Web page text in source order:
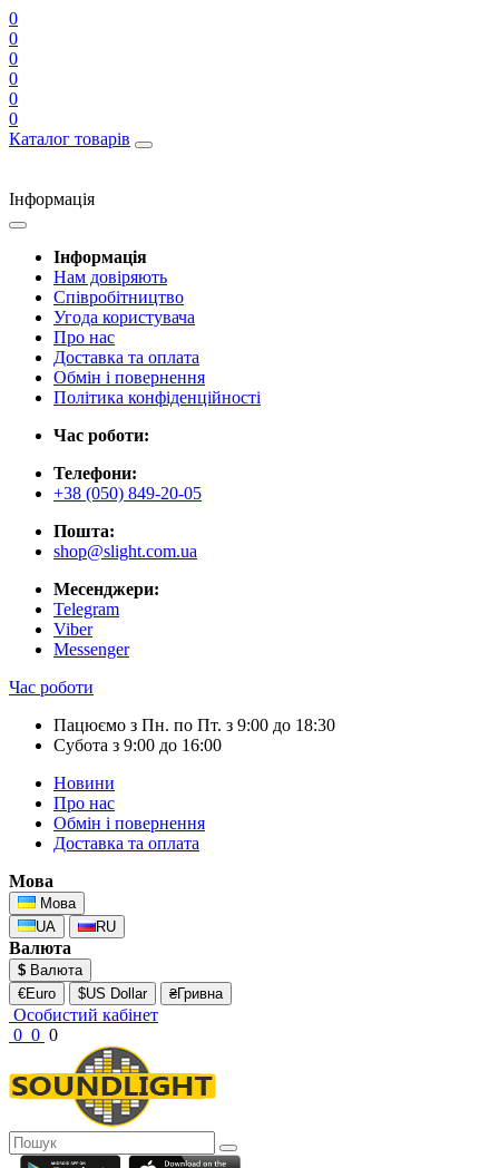
0
0
0
0
0
0
Каталог товарів
Інформація
Інформація
Нам довіряють
Співробітництво
Угода користувача
Про нас
Доставка та оплата
Обмін і повернення
Політика конфіденційності
Час роботи:
Телефони:
+38 (050) 849-20-05
Пошта:
shop@slight.com.ua
Месенджери:
Telegram
Viber
Messenger
Час роботи
Пацюємо з Пн. по Пт. з 9:00 до 18:30
Субота з 9:00 до 16:00
Новини
Про нас
Обмін і повернення
Доставка та оплата
Мова
Мова
UA
RU
Валюта
$ Валюта
€Euro
$US Dollar ₴Гривна
Особистий кабінет
0 0 0